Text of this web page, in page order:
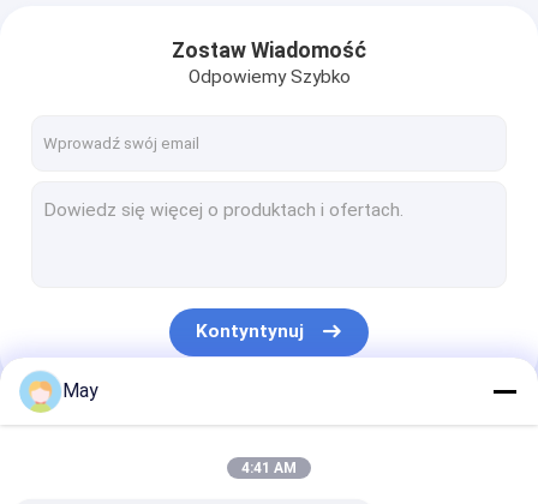
Zostaw Wiadomość
Odpowiemy Szybko
Kontyntynuj
Nasze Kategorie
May
4:41 AM